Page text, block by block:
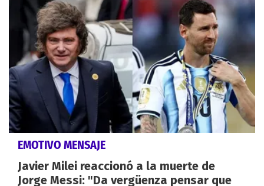
EMOTIVO MENSAJE
Javier Milei reaccionó a la muerte de
Jorge Messi: "Da vergüenza pensar que